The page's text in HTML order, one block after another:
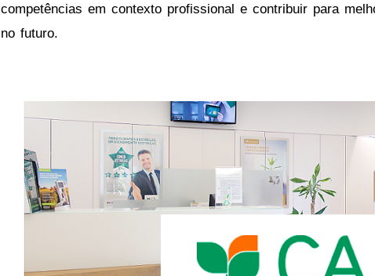
competências em contexto profissional e contribuir para
no futuro.